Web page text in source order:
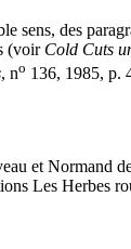
sens, des
(voir Cold Cuts
, no 136, 1985, p.
et Normand
Les Herbes